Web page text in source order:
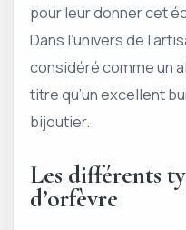
pour leur donner cet
Dans l’univers de
considéré comme un
titre qu’un excellent
bijoutier.
Les différents
d’orfèvre